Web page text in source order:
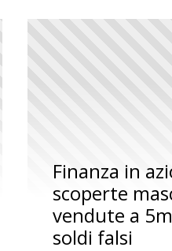
Finanza in
scoperte
vendute a
soldi falsi